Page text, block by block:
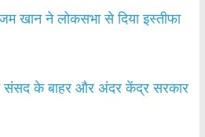
e ने लोकसभा से दिया इस्तीफा
संसद के बाहर और अंदर केंद्र सरकार